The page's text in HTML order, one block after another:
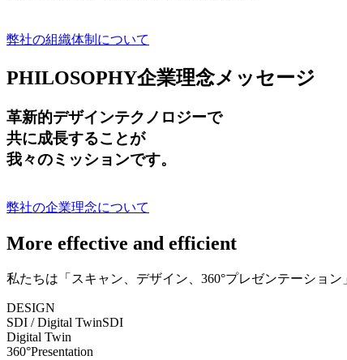
弊社の組織体制について
PHILOSOPHY企業理念メッセージ
革新的デザインテクノロジーで
共に成長することが
我々のミッションです。
弊社の企業理念について
More effective and efficient
私たちは「スキャン、デザイン、360°プレゼンテーショ
DESIGN
SDI / Digital TwinSDI
Digital Twin
360°Presentation